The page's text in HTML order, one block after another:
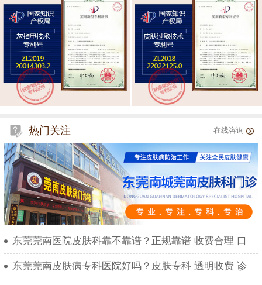
热门关注 在线咨询
东莞莞南医院皮肤科靠不靠谱？正规靠谱 收费合理 口
东莞莞南皮肤病专科医院好吗？皮肤专科 透明收费 诊